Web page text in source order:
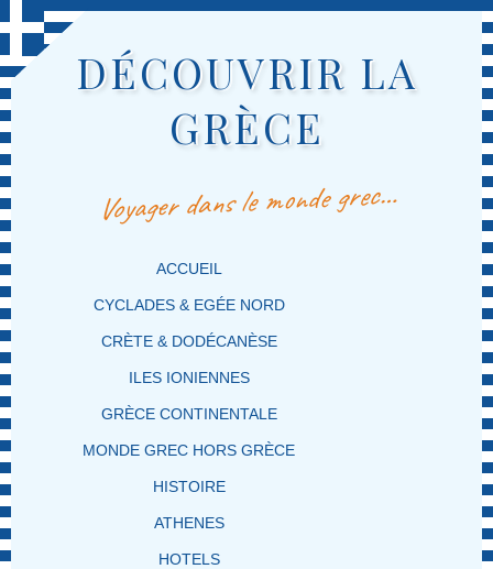
DÉCOUVRIR LA
GRÈCE
Voyager dans le monde grec…
MENU PRINCIPAL
MASQUER LA NAVIGATION PRINCIPALE
MASQUER LA NAVIGATION SECONDAIRE
ACCUEIL
CYCLADES & EGÉE NORD
CRÈTE & DODÉCANÈSE
ILES IONIENNES
GRÈCE CONTINENTALE
MONDE GREC HORS GRÈCE
HISTOIRE
ATHENES
HOTELS